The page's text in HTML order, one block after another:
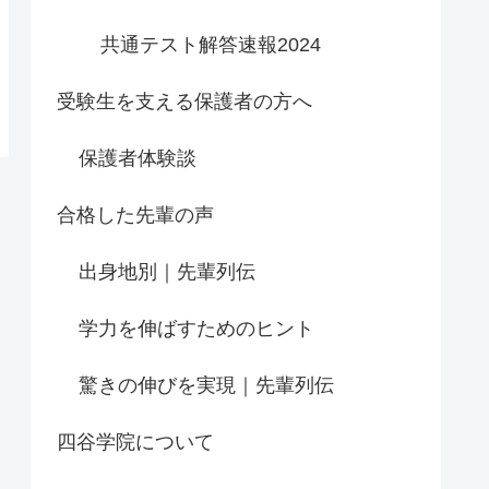
共通テスト解答速報2024
受験生を支える保護者の方へ
保護者体験談
合格した先輩の声
出身地別｜先輩列伝
学力を伸ばすためのヒント
驚きの伸びを実現｜先輩列伝
四谷学院について